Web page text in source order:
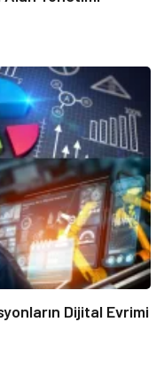
Dijital Evrimi